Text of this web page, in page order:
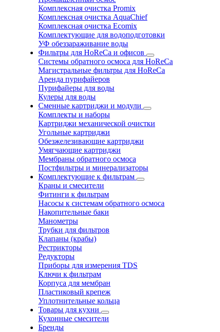
Комплексная очистка Promix
Комплексная очистка AquaChief
Комплексная очистка Ecomix
Комплектующие для водоподготовки
УФ обеззараживание воды
Фильтры для HoReCa и офисов
Системы обратного осмоса для HoReCa
Магистральные фильтры для HoReCa
Аренда пурифайеров
Пурифайеры для воды
Кулеры для воды
Сменные картриджи и модули
Комплекты и наборы
Картриджи механической очистки
Угольные картриджи
Обезжелезивающие картриджи
Умягчающие картриджи
Мембраны обратного осмоса
Постфильтры и минерализаторы
Комплектующие к фильтрам
Краны и смесители
Фитинги к фильтрам
Насосы к системам обратного осмоса
Накопительные баки
Манометры
Трубки для фильтров
Клапаны (крабы)
Рестрикторы
Редукторы
Приборы для измерения TDS
Ключи к фильтрам
Корпуса для мембран
Пластиковый крепеж
Уплотнительные кольца
Товары для кухни
Кухонные смесители
Бренды